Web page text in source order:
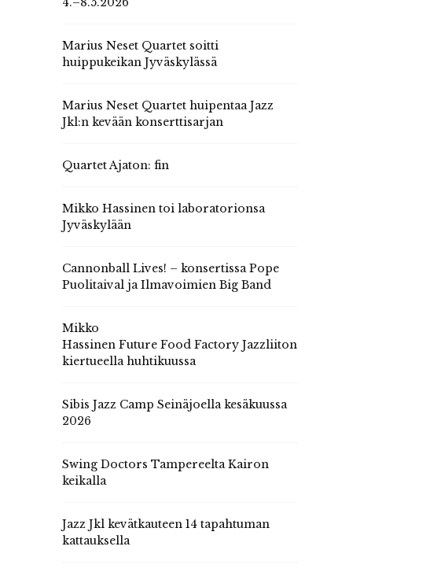
Marius Neset Quartet soitti
huippukeikan Jyväskylässä
Marius Neset Quartet huipentaa Jazz
Jkl:n kevään konserttisarjan
Quartet Ajaton: fin
Mikko Hassinen toi laboratorionsa
Jyväskylään
Cannonball Lives! – konsertissa Pope
Puolitaival ja Ilmavoimien Big Band
Mikko
Hassinen Future Food Factory Jazzliiton
kiertueella huhtikuussa
Sibis Jazz Camp Seinäjoella kesäkuussa
2026
Swing Doctors Tampereelta Kairon
keikalla
Jazz Jkl kevätkauteen 14 tapahtuman
kattauksella